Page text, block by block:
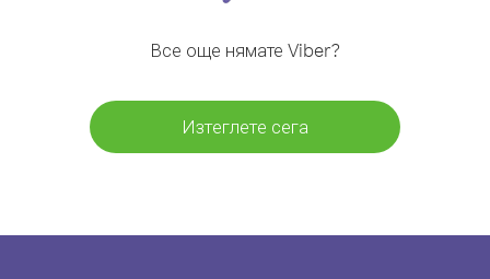
Все още нямате Viber?
Изтеглете сега